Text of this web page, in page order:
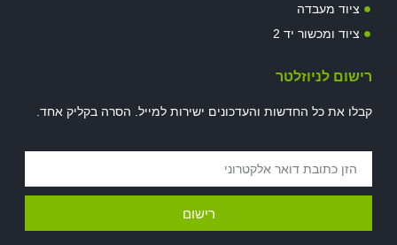
ציוד מעבדה
ציוד ומכשור יד 2
רישום לניוזלטר
קבלו את כל החדשות והעדכונים ישירות למייל. הסרה בקליק אחד.
רישום